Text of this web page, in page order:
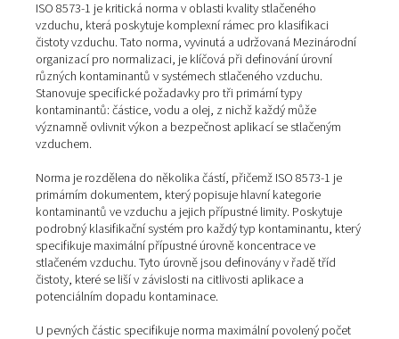
Domů Blog Normy Kvality Stlačeného Vzduchu (ISO
Co je to ISO 8573-1?
ISO 8573-1 je kritická norma v oblasti kvality stlačeného
čistoty vzduchu. Tato norma, vyvinutá a udržovaná
organizací pro normalizaci, je klíčová při definování
různých kontaminantů v systémech stlačeného
Stanovuje specifické požadavky pro tři primární typy
kontaminantů: částice, vodu a olej, z nichž každý může
významně ovlivnit výkon a bezpečnost aplikací se